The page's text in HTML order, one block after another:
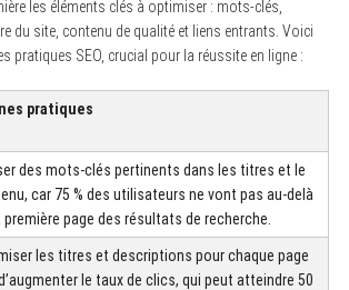
les éléments clés à optimiser : mots-clés,
du site, contenu de qualité et liens entrants. Voici
pratiques SEO, crucial pour la réussite en ligne :
pratiques
des mots-clés pertinents dans les titres et le
car 75 % des utilisateurs ne vont pas au-delà
première page des résultats de recherche.
les titres et descriptions pour chaque page
le taux de clics, qui peut atteindre 50